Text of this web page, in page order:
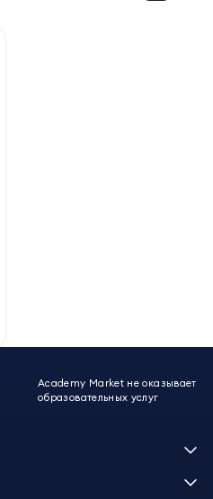
Academy Market не оказывает
образовательных услуг